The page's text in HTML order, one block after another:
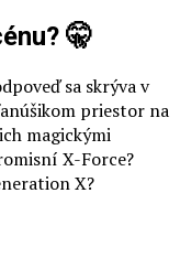
🤫
sa skrýva v
priestor na
magickými
X-Force?
X?